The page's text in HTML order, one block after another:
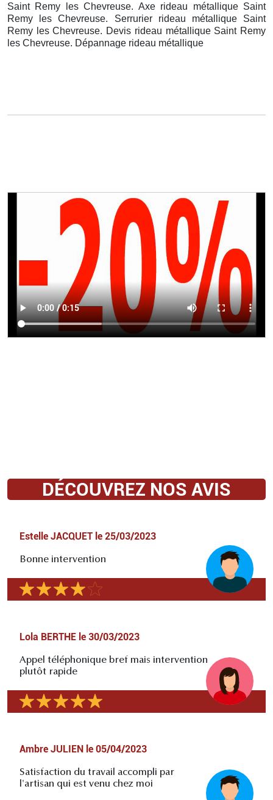
Saint Remy les Chevreuse. Axe rideau métallique Saint
Remy les Chevreuse. Serrurier rideau métallique Saint
Remy les Chevreuse. Devis rideau métallique Saint Remy
les Chevreuse. Dépannage rideau métallique
DÉCOUVREZ NOS AVIS
Estelle JACQUET le 25/03/2023
Bonne intervention
Lola BERTHE le 30/03/2023
Appel téléphonique bref mais intervention
plutôt rapide
Ambre JULIEN le 05/04/2023
Satisfaction du travail accompli par
l'artisan qui est venu chez moi